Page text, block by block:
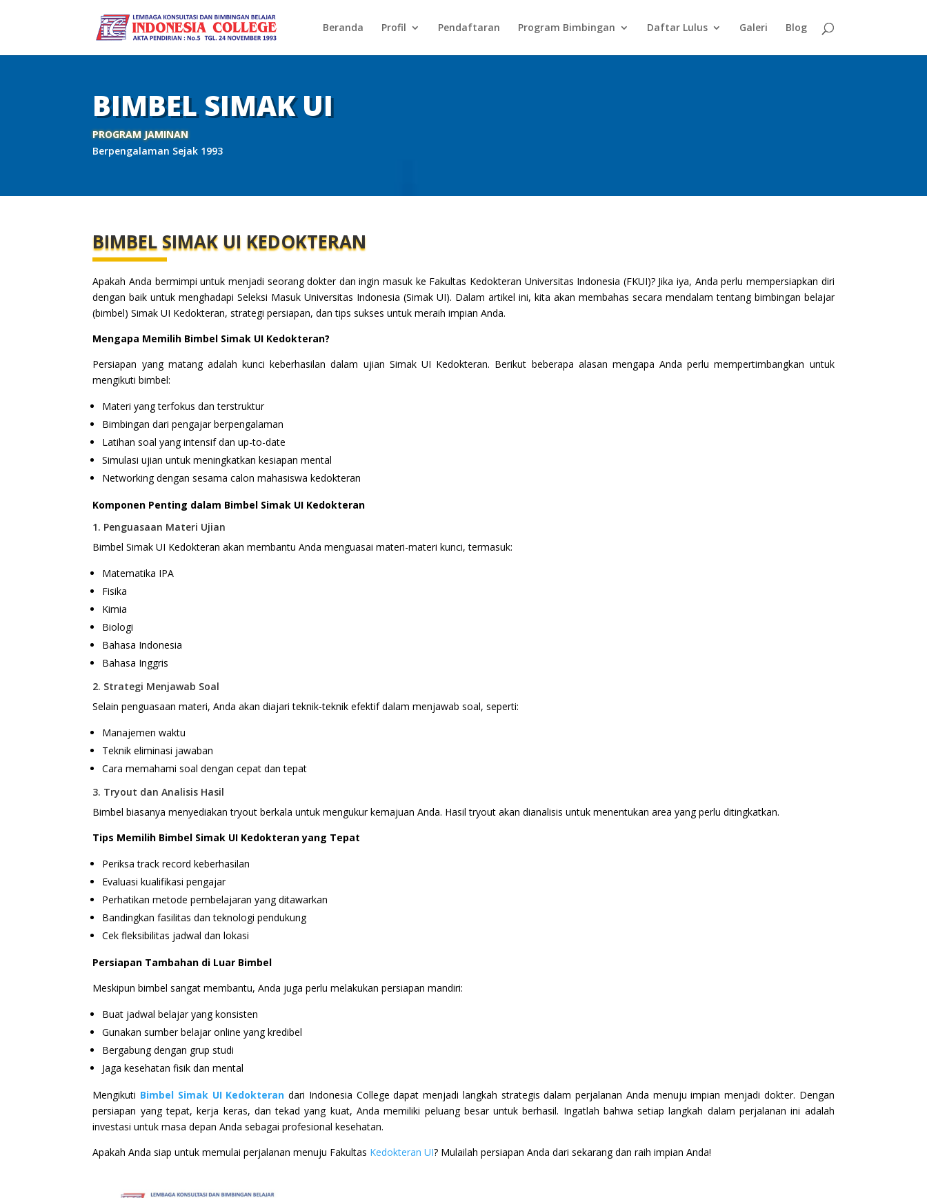
Beranda Profil Pendaftaran Program Bimbingan Daftar Lulus Galeri Blog
BIMBEL SIMAK UI
PROGRAM JAMINAN
Berpengalaman Sejak 1993
BIMBEL SIMAK UI KEDOKTERAN
Apakah Anda bermimpi untuk menjadi seorang dokter dan ingin masuk ke Fakultas Kedokteran Universitas Indonesia (FKUI)? Jika iya, Anda perlu mempersiapkan diri
dengan baik untuk menghadapi Seleksi Masuk Universitas Indonesia (Simak UI). Dalam artikel ini, kita akan membahas secara mendalam tentang bimbingan belajar
(bimbel) Simak UI Kedokteran, strategi persiapan, dan tips sukses untuk meraih impian Anda.
Mengapa Memilih Bimbel Simak UI Kedokteran?
Persiapan yang matang adalah kunci keberhasilan dalam ujian Simak UI Kedokteran. Berikut beberapa alasan mengapa Anda perlu mempertimbangkan untuk
mengikuti bimbel:
Materi yang terfokus dan terstruktur
Bimbingan dari pengajar berpengalaman
Latihan soal yang intensif dan up-to-date
Simulasi ujian untuk meningkatkan kesiapan mental
Networking dengan sesama calon mahasiswa kedokteran
Komponen Penting dalam Bimbel Simak UI Kedokteran
1. Penguasaan Materi Ujian
Bimbel Simak UI Kedokteran akan membantu Anda menguasai materi-materi kunci, termasuk:
Matematika IPA
Fisika
Kimia
Biologi
Bahasa Indonesia
Bahasa Inggris
2. Strategi Menjawab Soal
Selain penguasaan materi, Anda akan diajari teknik-teknik efektif dalam menjawab soal, seperti:
Manajemen waktu
Teknik eliminasi jawaban
Cara memahami soal dengan cepat dan tepat
3. Tryout dan Analisis Hasil
Bimbel biasanya menyediakan tryout berkala untuk mengukur kemajuan Anda. Hasil tryout akan dianalisis untuk menentukan area yang perlu ditingkatkan.
Tips Memilih Bimbel Simak UI Kedokteran yang Tepat
Periksa track record keberhasilan
Evaluasi kualifikasi pengajar
Perhatikan metode pembelajaran yang ditawarkan
Bandingkan fasilitas dan teknologi pendukung
Cek fleksibilitas jadwal dan lokasi
Persiapan Tambahan di Luar Bimbel
Meskipun bimbel sangat membantu, Anda juga perlu melakukan persiapan mandiri:
Buat jadwal belajar yang konsisten
Gunakan sumber belajar online yang kredibel
Bergabung dengan grup studi
Jaga kesehatan fisik dan mental
Mengikuti Bimbel Simak UI Kedokteran dari Indonesia College dapat menjadi langkah strategis dalam perjalanan Anda menuju impian menjadi dokter. Dengan
persiapan yang tepat, kerja keras, dan tekad yang kuat, Anda memiliki peluang besar untuk berhasil. Ingatlah bahwa setiap langkah dalam perjalanan ini adalah
investasi untuk masa depan Anda sebagai profesional kesehatan.
Apakah Anda siap untuk memulai perjalanan menuju Fakultas Kedokteran UI? Mulailah persiapan Anda dari sekarang dan raih impian Anda!